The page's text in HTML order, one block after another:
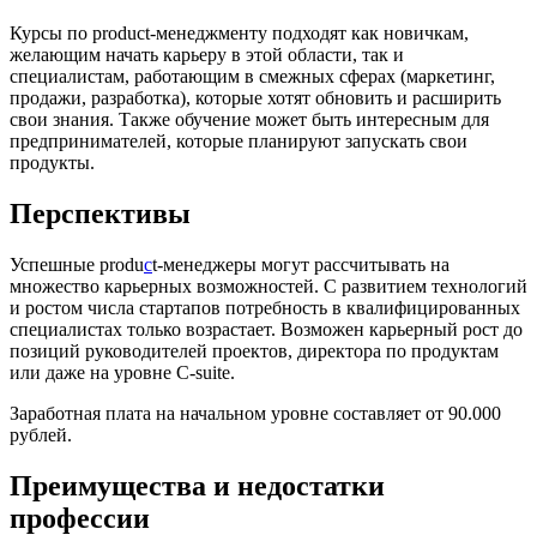
Курсы по product-менеджменту подходят как новичкам,
желающим начать карьеру в этой области, так и
специалистам, работающим в смежных сферах (маркетинг,
продажи, разработка), которые хотят обновить и расширить
свои знания. Также обучение может быть интересным для
предпринимателей, которые планируют запускать свои
продукты.
Перспективы
Успешные product-менеджеры могут рассчитывать на
множество карьерных возможностей. С развитием технологий
и ростом числа стартапов потребность в квалифицированных
специалистах только возрастает. Возможен карьерный рост до
позиций руководителей проектов, директора по продуктам
или даже на уровне C-suite.
Заработная плата на начальном уровне составляет от 90.000
рублей.
Преимущества и недостатки
профессии